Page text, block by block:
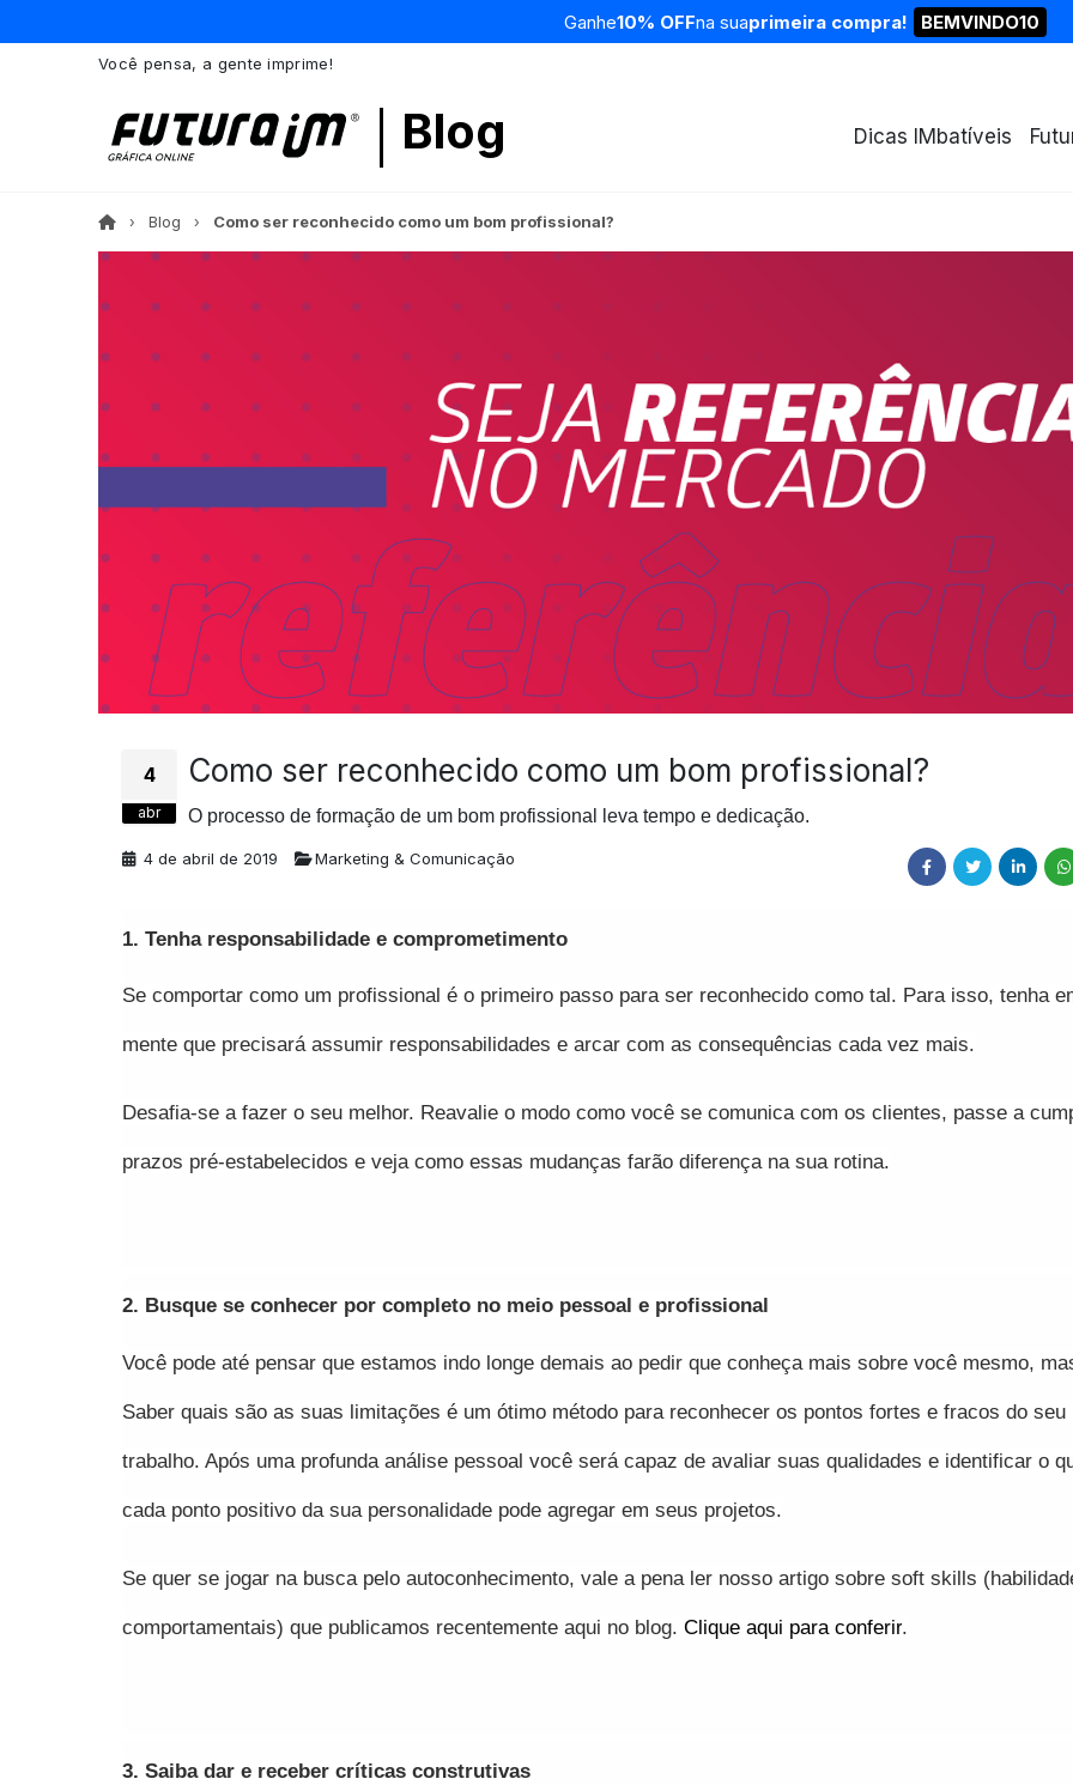
Ganhe10% OFFna suaprimeira compra! BEMVINDO10
Você pensa, a gente imprime!
Blog Dicas IMbatíveis
Blog Como ser reconhecido como um bom profissional?
4
abr
Como ser reconhecido como um bom profissional?
O processo de formação de um bom profissional leva tempo e dedicação.
4 de abril de 2019 Marketing & Comunicação
1. Tenha responsabilidade e comprometimento
Se comportar como um profissional é o primeiro passo para ser reconhecido como tal. Para isso, tenha
mente que precisará assumir responsabilidades e arcar com as consequências cada vez mais.
Desafia-se a fazer o seu melhor. Reavalie o modo como você se comunica com os clientes, passe a
prazos pré-estabelecidos e veja como essas mudanças farão diferença na sua rotina.
2. Busque se conhecer por completo no meio pessoal e profissional
Você pode até pensar que estamos indo longe demais ao pedir que conheça mais sobre você mesmo,
Saber quais são as suas limitações é um ótimo método para reconhecer os pontos fortes e fracos do seu
trabalho. Após uma profunda análise pessoal você será capaz de avaliar suas qualidades e identificar o
cada ponto positivo da sua personalidade pode agregar em seus projetos.
Se quer se jogar na busca pelo autoconhecimento, vale a pena ler nosso artigo sobre soft skills
comportamentais) que publicamos recentemente aqui no blog. Clique aqui para conferir.
3. Saiba dar e receber críticas construtivas